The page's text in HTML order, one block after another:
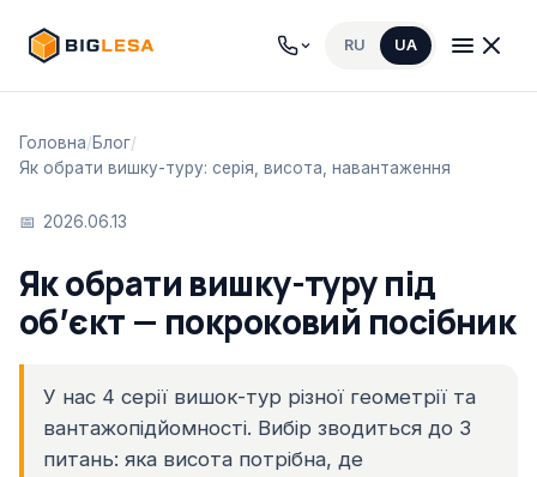
RU UA
Головна/Блог/
Як обрати вишку-туру: серія, висота, навантаження
2026.06.13
Як обрати вишку-туру під
обʼєкт — покроковий посібник
У нас 4 серії вишок-тур різної геометрії та
вантажопідйомності. Вибір зводиться до 3
питань: яка висота потрібна, де